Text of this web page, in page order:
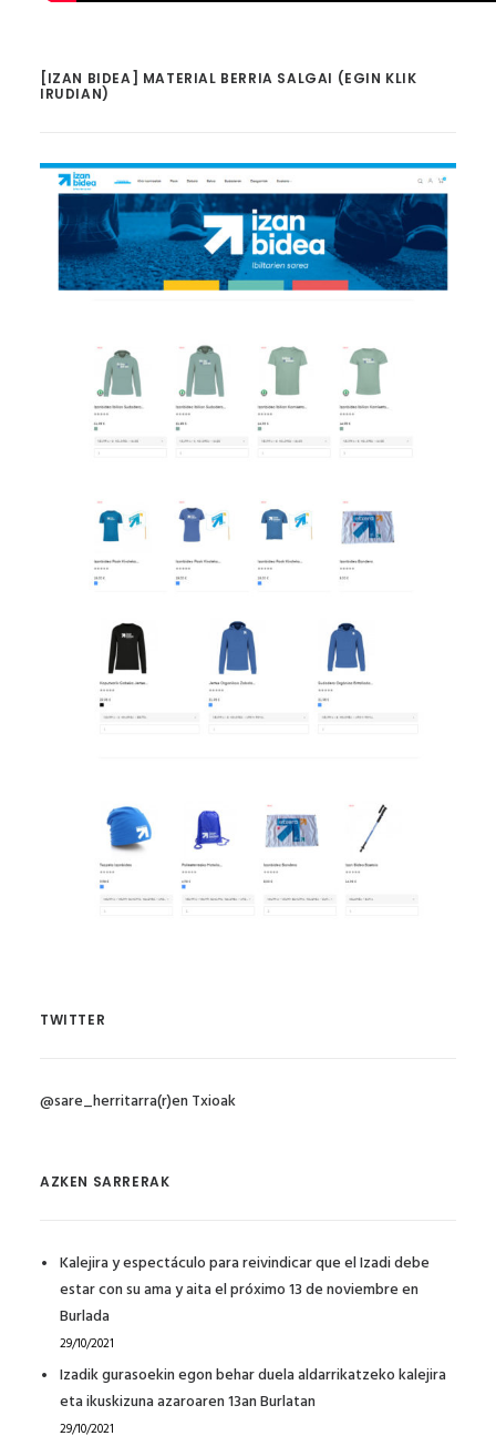
[IZAN BIDEA] MATERIAL BERRIA SALGAI (EGIN KLIK
IRUDIAN)
TWITTER
@sare_herritarra(r)en Txioak
AZKEN SARRERAK
Kalejira y espectáculo para reivindicar que el Izadi debe
estar con su ama y aita el próximo 13 de noviembre en
Burlada
29/10/2021
Izadik gurasoekin egon behar duela aldarrikatzeko kalejira
eta ikuskizuna azaroaren 13an Burlatan
29/10/2021